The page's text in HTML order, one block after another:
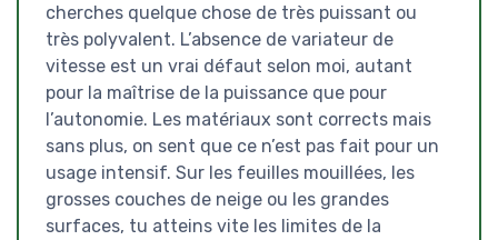
cherches quelque chose de très puissant ou
très polyvalent. L’absence de variateur de
vitesse est un vrai défaut selon moi, autant
pour la maîtrise de la puissance que pour
l’autonomie. Les matériaux sont corrects mais
sans plus, on sent que ce n’est pas fait pour un
usage intensif. Sur les feuilles mouillées, les
grosses couches de neige ou les grandes
surfaces, tu atteins vite les limites de la